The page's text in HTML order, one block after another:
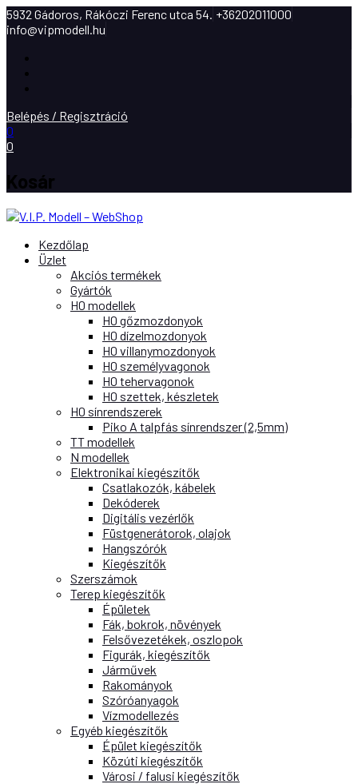
5932 Gádoros, Rákóczi Ferenc utca 54. +36202011000
info@vipmodell.hu
Belépés / Regisztráció
0
0
Kosár
Kezdőlap
Üzlet
Akciós termékek
Gyártók
H0 modellek
H0 gőzmozdonyok
H0 dízelmozdonyok
H0 villanymozdonyok
H0 személyvagonok
H0 tehervagonok
H0 szettek, készletek
H0 sínrendszerek
Piko A talpfás sínrendszer (2,5mm)
TT modellek
N modellek
Elektronikai kiegészítők
Csatlakozók, kábelek
Dekóderek
Digitális vezérlők
Füstgenerátorok, olajok
Hangszórók
Kiegészítők
Szerszámok
Terep kiegészítők
Épületek
Fák, bokrok, növények
Felsővezetékek, oszlopok
Figurák, kiegészítők
Járművek
Rakományok
Szóróanyagok
Vízmodellezés
Egyéb kiegészítők
Épület kiegészítők
Közúti kiegészítők
Városi / falusi kiegészítők